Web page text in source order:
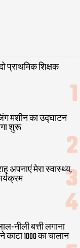
प्राथमिक शिक्षक
मशीन का उद्घाटन
शुरू
अपनाएं मेरा स्वास्थ्य,
नीली बत्ती लगाना
काटा 1000 का चालान